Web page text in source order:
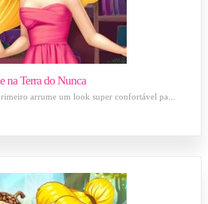
na Terra do Nunca
arrume um look super confortável pa...